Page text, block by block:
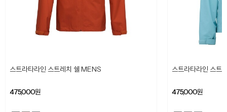
스트라타라인 스트레치 쉘 MENS
475,000원
스트라타라인 스
475,000원